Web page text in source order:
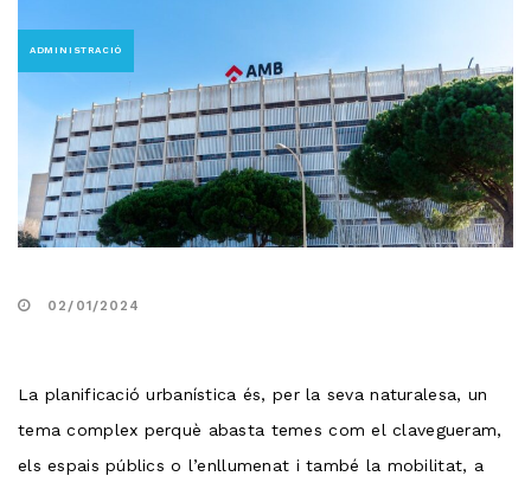
ADMINISTRACIÓ
02/01/2024
La planificació urbanística és, per la seva naturalesa, un
tema complex perquè abasta temes com el clavegueram,
els espais públics o l’enllumenat i també la mobilitat, a